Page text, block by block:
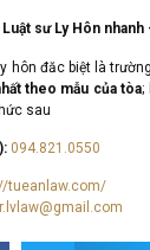
Luật sư Ly Hôn
hôn đăc biệt là
theo mẫu của tòa;
sau
094.821.0550
tueanlaw.com/